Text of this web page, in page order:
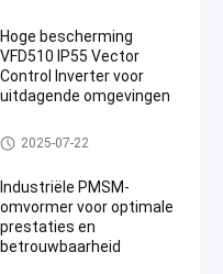
Hoge bescherming
VFD510 IP55 Vector
Control Inverter voor
uitdagende omgevingen
PMSM-Omschakelaar
2025-07-22
Industriële PMSM-
omvormer voor optimale
prestaties en
betrouwbaarheid